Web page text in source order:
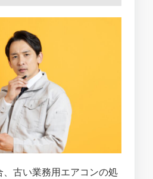
古い業務用エアコンの処